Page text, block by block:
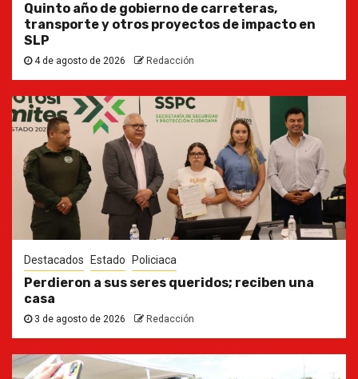
Quinto año de gobierno de carreteras,
transporte y otros proyectos de impacto en
SLP
4 de agosto de 2026 Redacción
Destacados Estado Policiaca
Perdieron a sus seres queridos; reciben una
casa
3 de agosto de 2026 Redacción